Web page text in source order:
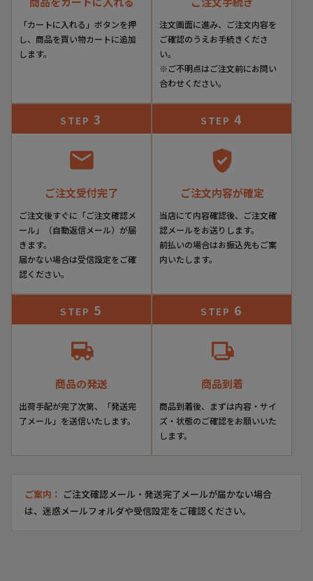
Color Variation
「カートに入れる」ボタンを押
し、商品を買い物カートに追加
します。
注文画面に進み、ご注文内容を
ご確認のうえお手続きくださ
い。
※ご不明点はご注文前にお問い
合わせください。
STEP 3
ご注文受付完了
ご注文後すぐに「ご注文確認メ
ール」（自動返信メール）が届
きます。
届かない場合は受信設定をご確
認ください。
STEP 4
ご注文内容が確定
当店にて内容確認後、ご注文確
認メールをお送りします。
前払いの場合はお振込先もご案
内いたします。
STEP 5
商品の発送
出荷手配が完了次第、「発送完
了メール」を送信いたします。
STEP 6
商品到着
商品到着後、まずは内容・サイ
ズ・状態のご確認をお願いいた
します。
ご案内： ご注文確認メール・発送完了メールが届かない場合
は、迷惑メールフォルダや受信設定をご確認ください。